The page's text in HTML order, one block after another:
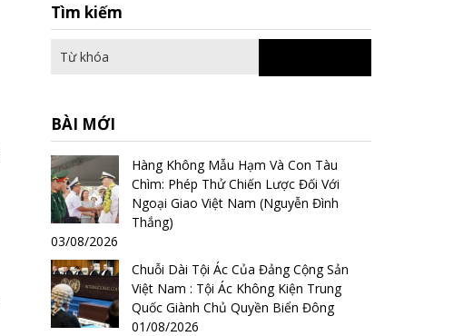
Tìm kiếm
for:
BÀI MỚI
Hàng Không Mẫu Hạm Và Con Tàu
Chìm: Phép Thử Chiến Lược Đối Với
Ngoại Giao Việt Nam (Nguyễn Đình
Thắng)
03/08/2026
Chuỗi Dài Tội Ác Của Đảng Cộng Sản
Việt Nam : Tội Ác Không Kiện Trung
Quốc Giành Chủ Quyền Biển Đông
01/08/2026